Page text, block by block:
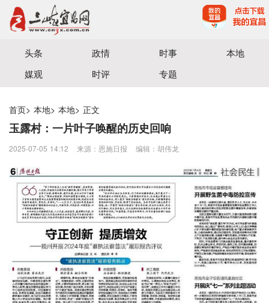
宜昌三峡融媒体中心主办
头条 政情 时事
本地
媒观
时评 专题
首页> 本地> 本地> 正文
玉露村：一片叶子唤醒的历史回响
2025-07-05 14:12 来源：恩施日报 编辑：胡伟龙